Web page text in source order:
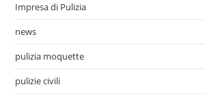
Impresa di Pulizia
news
pulizia moquette
pulizie civili